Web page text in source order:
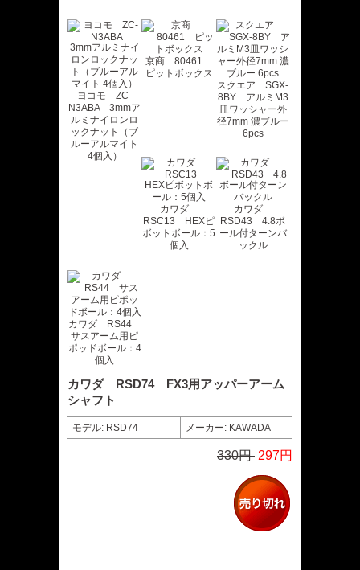
カワダ RSD74 FX3用アッパーアーム
シャフト
モデル: RSD74 メーカー: KAWADA
330円 297円
ヨコモ ZC-
N3ABA 3mmア
ルミナイロンロ
ックナット（ブ
ルーアルマイト
4個入）
京商 80461
ピットボックス
スクエア SGX-
8BY アルミM3
皿ワッシャー外
径7mm 濃ブルー
6pcs
カワダ
RSC13 HEXピ
ボットボール：5
個入
カワダ
RSD43 4.8ボ
ール付ターンバ
ックル
カワダ RS44
サスアーム用ピ
ポッドボール：4
個入